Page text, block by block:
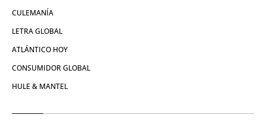
CULEMANÍA
LETRA GLOBAL
ATLÁNTICO HOY
CONSUMIDOR GLOBAL
HULE & MANTEL